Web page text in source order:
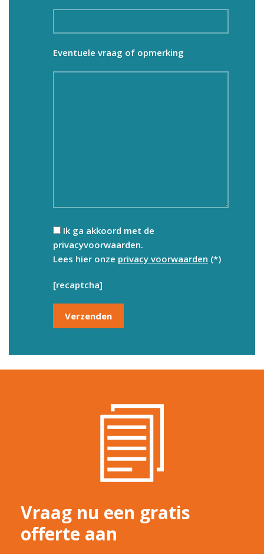
Eventuele vraag of opmerking
Ik ga akkoord met de
privacyvoorwaarden.
Lees hier onze privacy voorwaarden (*)
[recaptcha]
Vraag nu een gratis
offerte aan